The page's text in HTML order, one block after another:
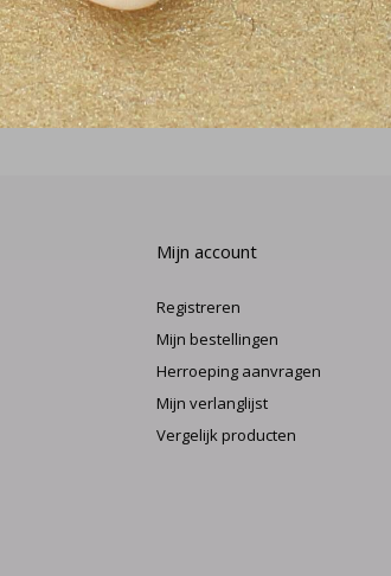
Mijn account
Registreren
Mijn bestellingen
Herroeping aanvragen
Mijn verlanglijst
Vergelijk producten